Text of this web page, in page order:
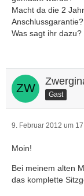
Macht da die 2
Anschlussgarantie?
Was sagt ihr dazu?
Gast
9. Februar 2012 um
Moin!
Bei meinem alten
das komplette